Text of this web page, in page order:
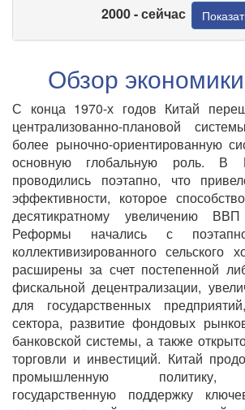
2000 - сейчас
Обзор
С конца 1970-х годов Китай
централизованно-плановой
более рыночно-ориентированную
основную глобальную роль. В
проводились поэтапно, что
эффективности, которое
десятикратному увеличению
Реформы начались с
коллективизированного сельского
расширены за счет постепенной
фискальной децентрализации,
для государственных
сектора, развитие фондовых
банковской системы, а также
торговли и инвестиций. Китай
промышленную политику,
государственную поддержку